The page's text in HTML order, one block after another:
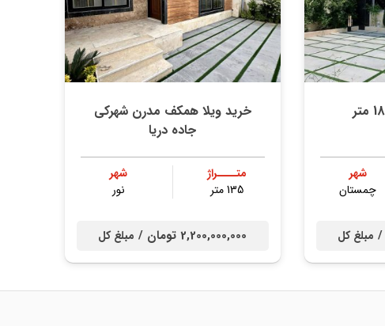
شهر
چمستان
مبلغ کل
خرید ویلا همکف مدرن شهرکی
جاده دریا
متــــراژ
135 متر
شهر
نور
2,200,000,000 تومان / مبلغ کل